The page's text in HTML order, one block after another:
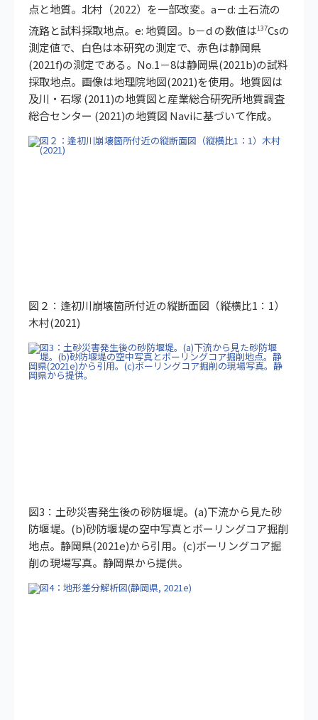
点と地質。北村（2022）を一部改変。a－d: 土石流の
流路と試料採取地点。e: 地質図。b－d の数値は137Csの
測定値で、白色は本研究の測定で、赤色は静岡県
(2021f)の測定である。No.1－8は静岡県(2021b)の試料
採取地点。画像は地理院地図(2021)を使用。地質図は
及川・石塚 (2011)の地質図と産業総合研究所地質調査
総合センター (2021)の地質図 Naviに基づいて作成。
図２：逢初川崩壊箇所付近の縦断面図（縦横比1：1）
木村(2021)
図3：土砂災害発生後の砂防堰堤。(a)下流から見た砂
防堰堤。(b)砂防堰堤の空中写真とボーリングコア掘削
地点。静岡県(2021e)から引用。(c)ボーリングコア掘
削の現場写真。静岡県から提供。